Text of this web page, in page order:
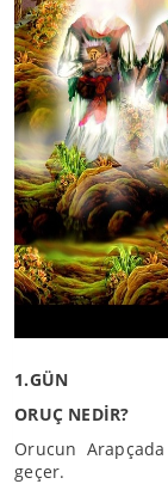
1.GÜN
ORUÇ NEDİR?
Orucun
geçer.